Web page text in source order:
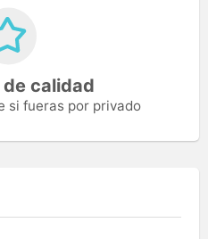
calidad
si fueras por privado